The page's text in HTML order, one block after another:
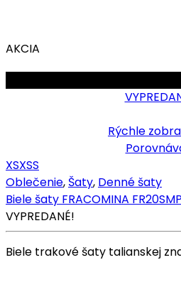
AKCIA
Rýchle
XSXSS
Oblečenie, Šaty, Denné šaty
Biele šaty FRACOMINA
VYPREDANÉ!
Biele trakové šaty talianskej